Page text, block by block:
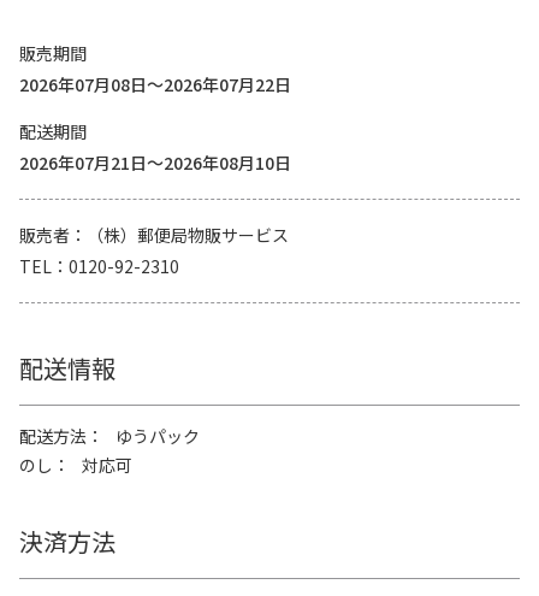
販売期間
2026年07月08日～2026年07月22日
配送期間
2026年07月21日～2026年08月10日
販売者
（株）郵便局物販サービス
TEL
0120-92-2310
配送情報
配送方法
ゆうパック
のし
対応可
決済方法